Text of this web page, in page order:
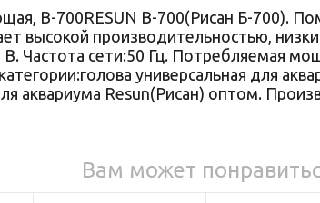
В-700RESUN В-700(Рисан Б-700).
высокой производительностью,
Частота сети:50 Гц. Потребляемая
универсальная для
аквариума Resun(Рисан) оптом.
Вам может